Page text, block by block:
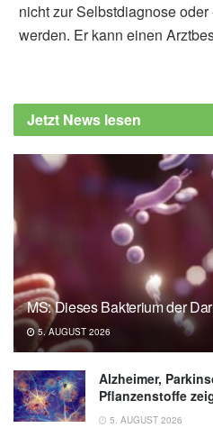
Iredahl, Markus
Evaluating the
liver disease in
mellitus in primary
Medicine
of Internal Medicine
Linköping
damage –
(veröffentlicht
University
nicht zur Selbstdiagnose
werden. Er kann einen
Jetzt News lesen
MS: Dieses Bakterium der
5. AUGUST 2026
Alzheimer,
Pflanzenstoffe
5. AUGUST 2026